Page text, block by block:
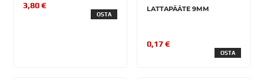
3,80 €
OSTA
LATTAPÄÄTE 9MM
0,17 €
OSTA